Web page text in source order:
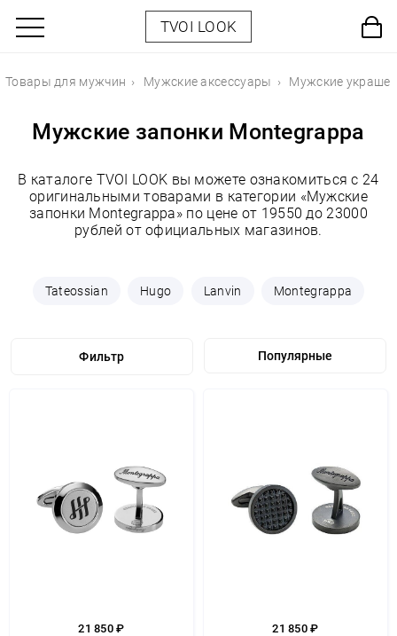
TVOI LOOK
Товары для мужчин Мужские аксессуары Мужские
Мужские запонки Montegrappa
В каталоге TVOI LOOK вы можете ознакомиться с 24
оригинальными товарами в категории «Мужские
запонки Montegrappa» по цене от 19550 до 23000
рублей от официальных магазинов.
Tateossian Hugo Lanvin Montegrappa
Фильтр
21 850 ₽ 21 850 ₽